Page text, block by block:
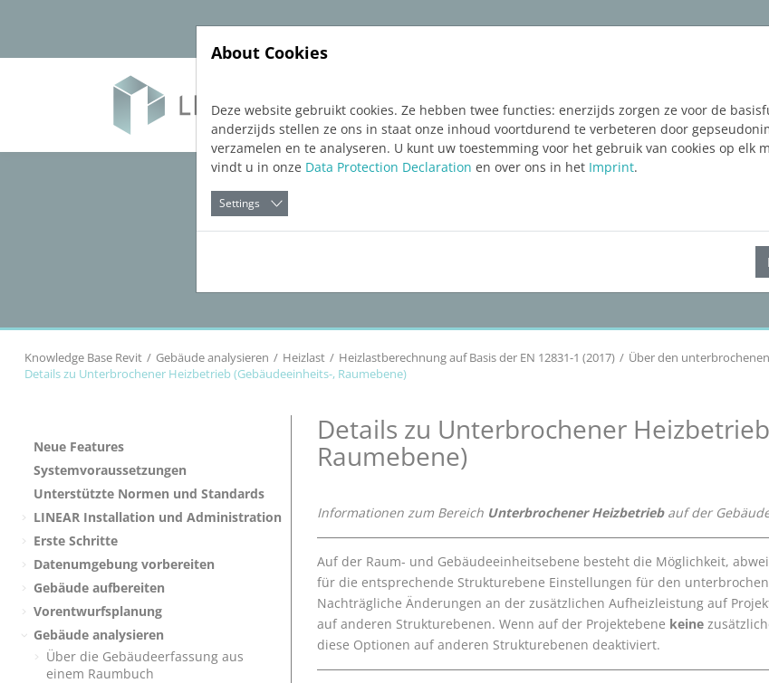
Software Services Blog FREE TRIAL
Knowledge Base Revit Gebäude analysieren Heizlast Heizlastberechnung auf Basis der EN 12831-1 (2017)
Über den
Details zu Unterbrochener Heizbetrieb (Gebäudeeinheits-, Raumebene)
Neue Features
Systemvoraussetzungen
Unterstützte Normen und Standards
LINEAR Installation und Administration
Erste Schritte
Datenumgebung vorbereiten
Gebäude aufbereiten
Vorentwurfsplanung
Gebäude analysieren
Über die Gebäudeerfassung aus
einem Raumbuch
Details zu Unterbrochener
Raumebene)
Informationen zum Bereich Unterbrochener Heizbetriebauf der
Auf der Raum- und Gebäudeeinheitsebene besteht die Möglichkeit,
für die entsprechende Strukturebene Einstellungen für den
Nachträgliche Änderungen an der zusätzlichen Aufheizleistung auf
auf anderen Strukturebenen. Wenn auf der Projektebene keine
diese Optionen auf anderen Strukturebenen deaktiviert.
About Cookies
Deze website gebruikt cookies. Ze hebben twee functies: enerzijds zorgen ze voor de
anderzijds stellen ze ons in staat onze inhoud voortdurend te verbeteren door
verzamelen en te analyseren. U kunt uw toestemming voor het gebruik van cookies op elk
vindt u in onze Data Protection Declaration en over ons in het Imprint.
Settings